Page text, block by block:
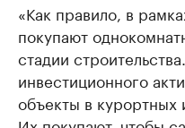
«Как правило, в
покупают
стадии
инвестиционного
объекты в курортных